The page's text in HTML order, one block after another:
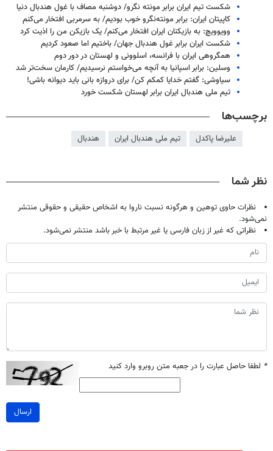
شکست تیم ایران برابر مونته نگرو/ دوشنبه مصاف با غول هندبال دنیا
کاپیتان ایران: برابر مونته‌نگرو خوب بودیم/ به سرمربی افتخار می‌کنم
وویوویچ: به بازیکنان ایران افتخار می‌کنم/ یک بازیکن من را اذیت کرد
شکست ایران برابر غول هندبال جهان/ باختیم اما صعود کردیم
همگروهی ایران با فرانسه، اسلوونی و لهستان در دور دوم
وسلین: برابر اسپانیا به آنچه می‌خواستم نرسیدیم/ کارمان سخت‌تر شد
سیاوشی: گفتم خدایا کمکم کن/ برای دروازه بانی باید دیوانه باشی!
تیم ملی هندبال ایران برابر لهستان شکست خورد
برچسب‌ها
علیرضا پاکدل تیم ملی هندبال ایران هندبال
نظر شما
نظرات حاوی توهین و هرگونه نسبت ناروا به اشخاص حقیقی و حقوقی منتشر
نمی‌شود.
نظراتی که غیر از زبان فارسی یا غیر مرتبط با خبر باشد منتشر نمی‌شود.
* لطفا حاصل عبارت را در جعبه متن روبرو وارد کنید
ارسال